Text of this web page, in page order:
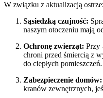
W związku z aktualizacją
Sąsiedzką czujność:
naszym otoczeniu mają
Ochronę zwierząt: Przy
chroni przed śmiercią z
do ciepłych pomieszczeń.
Zabezpieczenie domów:
kranów zewnętrznych,